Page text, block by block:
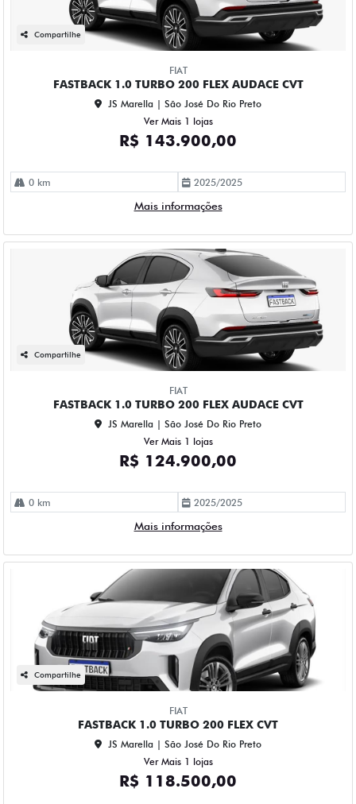
Compartilhe
FIAT
FASTBACK 1.0 TURBO 200 FLEX AUDACE CVT
JS Marella | São José Do Rio Preto
Ver Mais 1 lojas
R$ 143.900,00
0 km 2025/2025
Mais informações
Compartilhe
FIAT
FASTBACK 1.0 TURBO 200 FLEX AUDACE CVT
JS Marella | São José Do Rio Preto
Ver Mais 1 lojas
R$ 124.900,00
0 km 2025/2025
Mais informações
Compartilhe
FIAT
FASTBACK 1.0 TURBO 200 FLEX CVT
JS Marella | São José Do Rio Preto
Ver Mais 1 lojas
R$ 118.500,00